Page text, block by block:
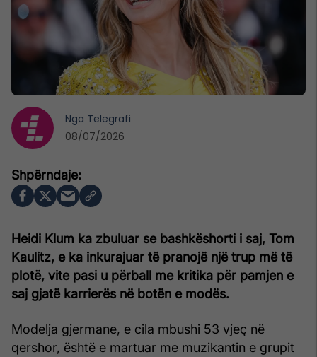
Heidi Klum ka zbuluar se bashkëshorti i saj, Tom
Kaulitz, e ka inkurajuar të pranojë një trup më të
plotë, vite pasi u përball me kritika për pamjen e
saj gjatë karrierës në botën e modës.
Modelja gjermane, e cila mbushi 53 vjeç në
qershor, është e martuar me muzikantin e grupit
Nga Telegrafi
08/07/2026